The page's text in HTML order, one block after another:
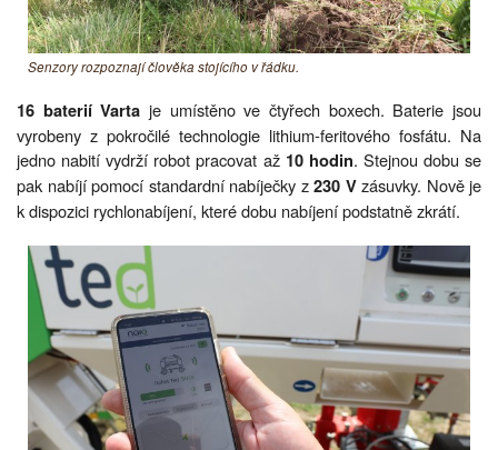
Senzory rozpoznají člověka stojícího v řádku.
16 baterií Varta je umístěno ve čtyřech boxech. Baterie jsou
vyrobeny z pokročilé technologie lithium-feritového fosfátu. Na
jedno nabití vydrží robot pracovat až 10 hodin. Stejnou dobu se
pak nabíjí pomocí standardní nabíječky z230 Vzásuvky. Nově je
k dispozici rychlonabíjení, které dobu nabíjení podstatně zkrátí.